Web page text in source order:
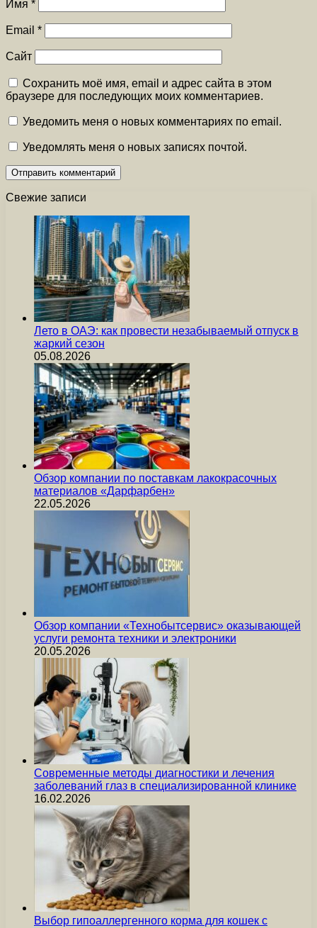
Имя *
Email *
Сайт
Сохранить моё имя, email и адрес сайта в этом
браузере для последующих моих комментариев.
Уведомить меня о новых комментариях по email.
Уведомлять меня о новых записях почтой.
Свежие записи
Лето в ОАЭ: как провести незабываемый отпуск в
жаркий сезон
05.08.2026
Обзор компании по поставкам лакокрасочных
материалов «Дарфарбен»
22.05.2026
Обзор компании «Технобытсервис» оказывающей
услуги ремонта техники и электроники
20.05.2026
Современные методы диагностики и лечения
заболеваний глаз в специализированной клинике
16.02.2026
Выбор гипоаллергенного корма для кошек с